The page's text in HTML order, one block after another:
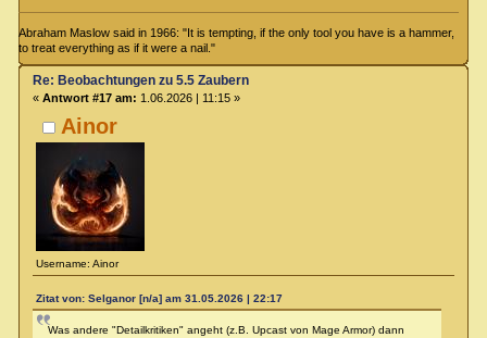
Abraham Maslow said in 1966: "It is tempting, if the only tool you have is a hammer,
to treat everything as if it were a nail."
Ainor
Username: Ainor
Re: Beobachtungen zu 5.5 Zaubern
« Antwort #17 am: 1.06.2026 | 11:15 »
Zitat von: Selganor [n/a] am 31.05.2026 | 22:17
Was andere "Detailkritiken" angeht (z.B. Upcast von Mage Armor) dann